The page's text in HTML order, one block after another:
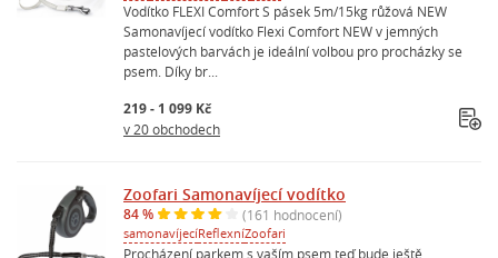
Vodítko FLEXI Comfort S pásek 5m/15kg růžová NEW
Samonavíjecí vodítko Flexi Comfort NEW v jemných
pastelových barvách je ideální volbou pro procházky se
psem. Díky br...
219 - 1 099 Kč
v 20 obchodech
Zoofari Samonavíjecí vodítko
84 % (161 hodnocení)
samonavíjecíReflexníZoofari
Procházení parkem s vaším psem teď bude ještě